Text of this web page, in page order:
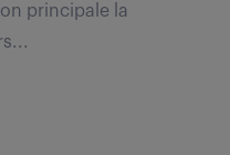
principale la